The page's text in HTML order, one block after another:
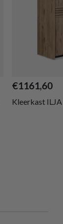
€1161,60
Kleerkast